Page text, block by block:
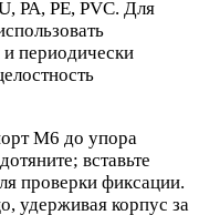
PA, PE, PVC. Для
периодически
M6 до упора
вставьте
проверки фиксации.
удерживая корпус за